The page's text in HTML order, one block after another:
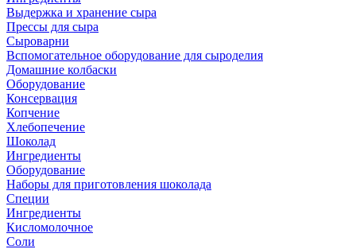
Выдержка и хранение сыра
Прессы для сыра
Сыроварни
Вспомогательное оборудование для сыроделия
Домашние колбаски
Оборудование
Консервация
Копчение
Хлебопечение
Шоколад
Ингредиенты
Оборудование
Наборы для приготовления шоколада
Специи
Ингредиенты
Кисломолочное
Соли